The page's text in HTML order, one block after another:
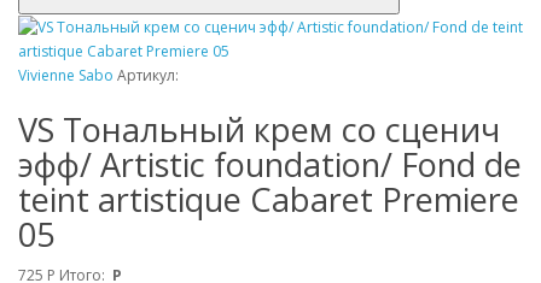
Vivienne Sabo Артикул:
VS Tональный крем со сценич
эфф/ Artistic foundation/ Fond de
teint artistique Cabaret Premiere
05
725 Р Итого: Р